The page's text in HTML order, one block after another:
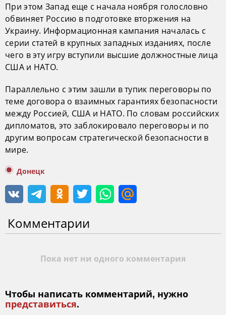
При этом Запад еще с начала ноября голословно
обвиняет Россию в подготовке вторжения на
Украину. Информационная кампания началась с
серии статей в крупных западных изданиях, после
чего в эту игру вступили высшие должностные лица
США и НАТО.
Параллельно с этим зашли в тупик переговоры по
теме договора о взаимных гарантиях безопасности
между Россией, США и НАТО. По словам российских
дипломатов, это заблокировало переговоры и по
другим вопросам стратегической безопасности в
мире.
Донецк
Комментарии
Пока нет ни одного комментария
Чтобы написать комментарий, нужно
представиться.